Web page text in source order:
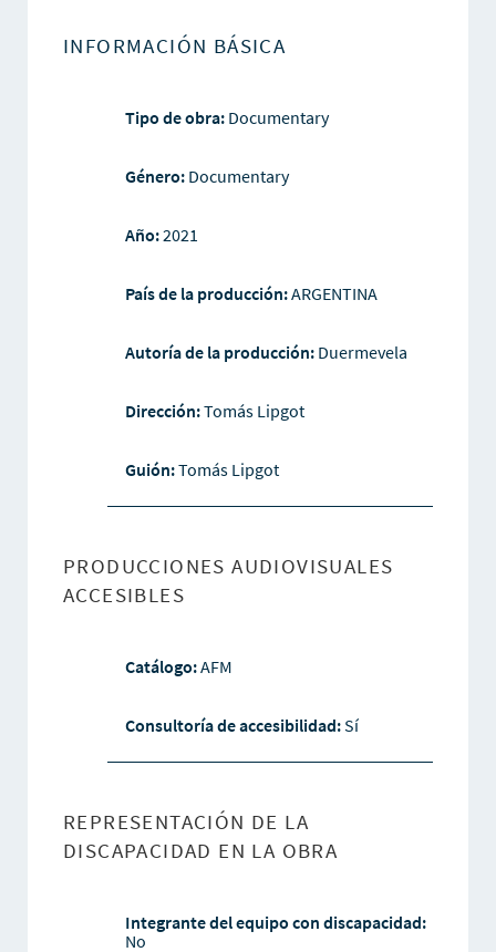
INFORMACIÓN BÁSICA
Tipo de obra:Documentary
Género:Documentary
Año:2021
País de la producción:ARGENTINA
Autoría de la producción: Duermevela
Dirección:Tomás Lipgot
Guión:Tomás Lipgot
PRODUCCIONES AUDIOVISUALES
ACCESIBLES
Catálogo:AFM
Consultoría de accesibilidad:Sí
REPRESENTACIÓN DE LA
DISCAPACIDAD EN LA OBRA
Integrante del equipo con discapacidad:
No